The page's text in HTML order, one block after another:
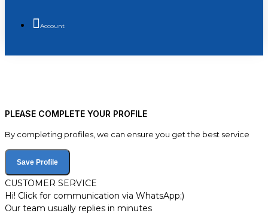
Account
PLEASE COMPLETE YOUR PROFILE
By completing profiles, we can ensure you get the best service
Save Profile
CUSTOMER SERVICE
Hi! Click for communication via WhatsApp;)
Our team usually replies in minutes